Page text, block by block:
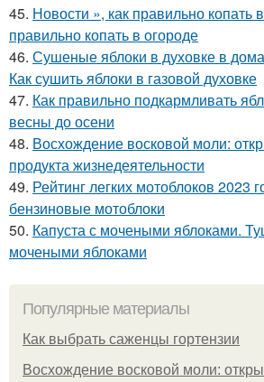
45. Новости », как правильно копать
правильно копать в огороде
46. Сушеные яблоки в духовке в
Как сушить яблоки в газовой духовке
47. Как правильно подкармливать
весны до осени
48. Восхождение восковой моли:
продукта жизнедеятельности
49. Рейтинг легких мотоблоков 2023
бензиновые мотоблоки
50. Капуста с мочеными яблоками.
мочеными яблоками
Популярные материалы
Как выбрать саженцы гортензии
Восхождение восковой моли: